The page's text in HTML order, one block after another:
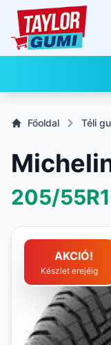
Főoldal Téli
205/
AKCIÓ!
Készlet erejéig